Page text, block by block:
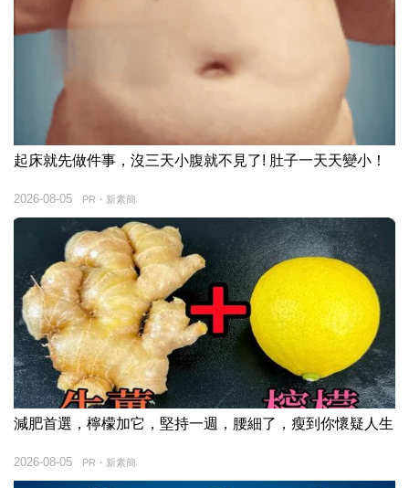
起床就先做件事，沒三天小腹就不見了! 肚子一天天變小！
PR・新素簡
2026-08-05
減肥首選，檸檬加它，堅持一週，腰細了，瘦到你懷疑人生
PR・新素簡
2026-08-05